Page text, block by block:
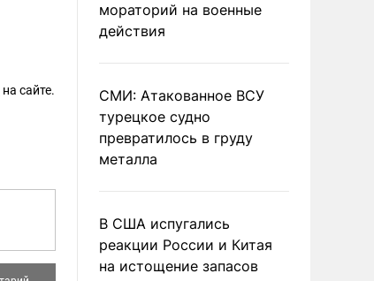
на сайте.
мораторий на военные
действия
СМИ: Атакованное ВСУ
турецкое судно
превратилось в груду
металла
В США испугались
реакции России и Китая
на истощение запасов